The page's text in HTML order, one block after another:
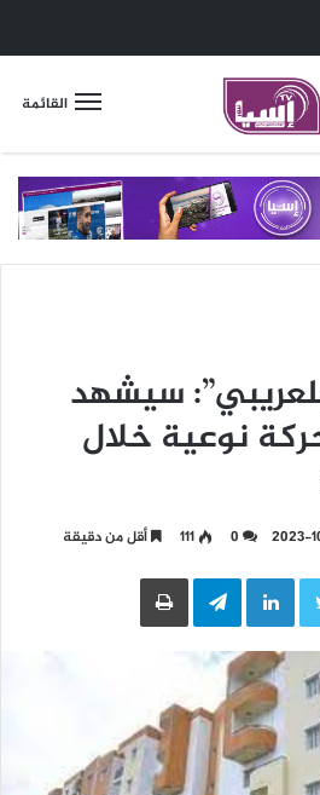
القائمة
سيشهد
نوعية خلال
2023-
111 أقل من دقيقة
LinkedIn
Telegramطباعة